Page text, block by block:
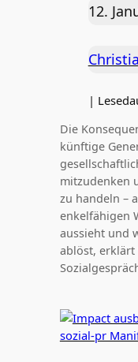
12.
|
Die
künftige
mitzudenken
zu handeln –
enkelfähigen
aussieht und
ablöst, erklärt